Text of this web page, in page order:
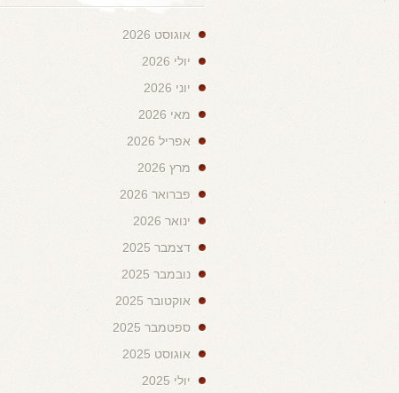
אוגוסט 2026
יולי 2026
יוני 2026
מאי 2026
אפריל 2026
מרץ 2026
פברואר 2026
ינואר 2026
דצמבר 2025
נובמבר 2025
אוקטובר 2025
ספטמבר 2025
אוגוסט 2025
יולי 2025